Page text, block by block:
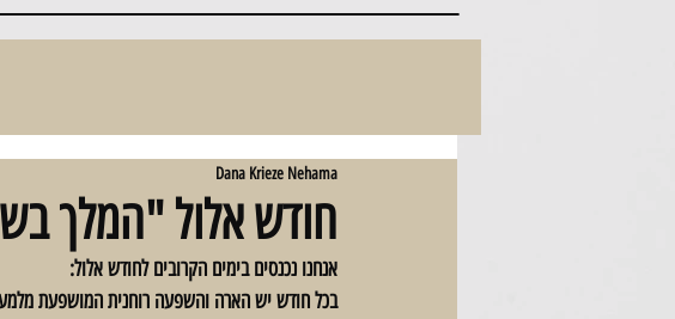
חודש אלול "המלך
Dana Krieze Nehama
אנחנו נכנסים בימים הקרובים לחודש אלול:
בכל חודש יש הארה והשפעה רוחנית המושפעת